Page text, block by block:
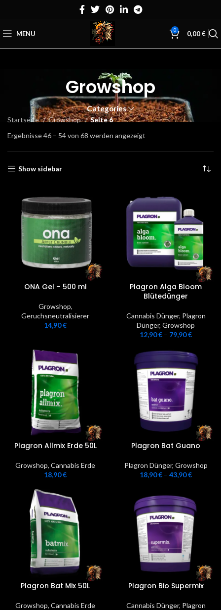
MENU 0 0,00€
Growshop
Categories
Startseite Growshop
Seite 6
Ergebnisse 46 – 54 von 68 werden angezeigt
Show sidebar
ONA Gel – 500 ml
Growshop,
Geruchsneutralisierer
14,90€
Plagron Alga Bloom
Blütedünger
Cannabis Dünger, Plagron
Dünger, Growshop
12,90€ – 79,90€
Plagron Allmix Erde 50L
Growshop, Cannabis Erde
18,90€
Plagron Bat Guano
Plagron Dünger, Growshop
18,90€ – 43,90€
Plagron Bat Mix 50L
Growshop, Cannabis Erde
Plagron Bio Supermix
Cannabis Dünger, Plagron